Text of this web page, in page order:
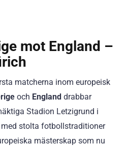
mot England –
matcherna inom europeisk
och England drabbar
Stadion Letzigrund i
stolta fotbollstraditioner
mästerskap som nu